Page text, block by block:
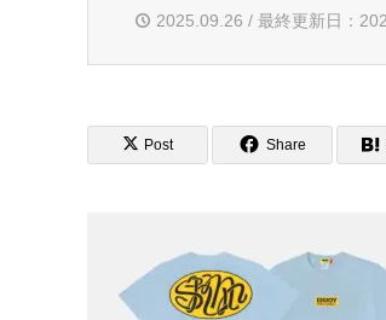
2025.09.26 / 最終更新日：
Post Share